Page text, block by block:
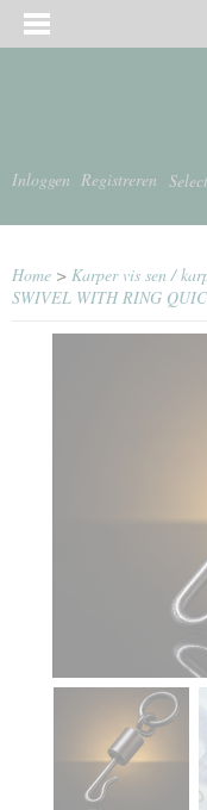
Inloggen Registreren
Home > Karper vis sen /
SWIVEL WITH RING